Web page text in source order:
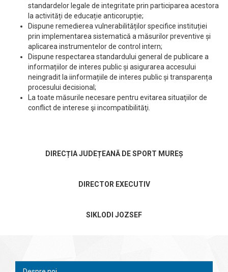
standardelor legale de integritate prin participarea acestora
la activități de educație anticorupție;
Dispune remedierea vulnerabilităților specifice instituției
prin implementarea sistematică a măsurilor preventive și
aplicarea instrumentelor de control intern;
Dispune respectarea standardului general de publicare a
informațiilor de interes public și asigurarea accesului
neingradit la iinformațiile de interes public și transparența
procesului decisional;
La toate măsurile necesare pentru evitarea situaţiilor de
conflict de interese şi incompatibilităţi.
DIRECȚIA JUDEȚEANĂ DE SPORT MUREȘ
DIRECTOR EXECUTIV
SIKLODI JOZSEF